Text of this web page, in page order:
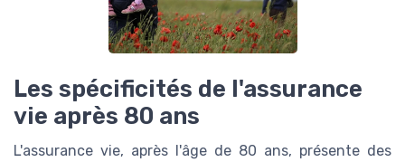
Les spécificités de l'assurance
vie après 80 ans
L'assurance vie, après l'âge de 80 ans, présente des